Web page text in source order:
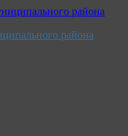
района